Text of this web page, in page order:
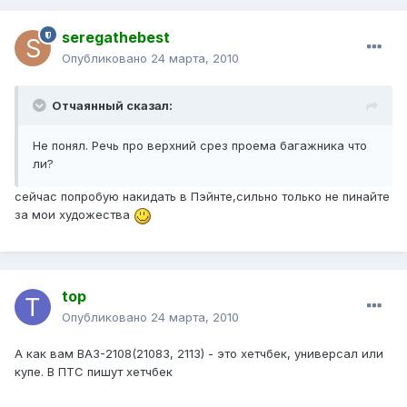
seregathebest
Опубликовано 24 марта, 2010
Отчаянный сказал:
Не понял. Речь про верхний срез проема багажника что
ли?
сейчас попробую накидать в Пэйнте,сильно только не пинайте
за мои художества
top
Опубликовано 24 марта, 2010
А как вам ВАЗ-2108(21083, 2113) - это хетчбек, универсал или
купе. В ПТС пишут хетчбек